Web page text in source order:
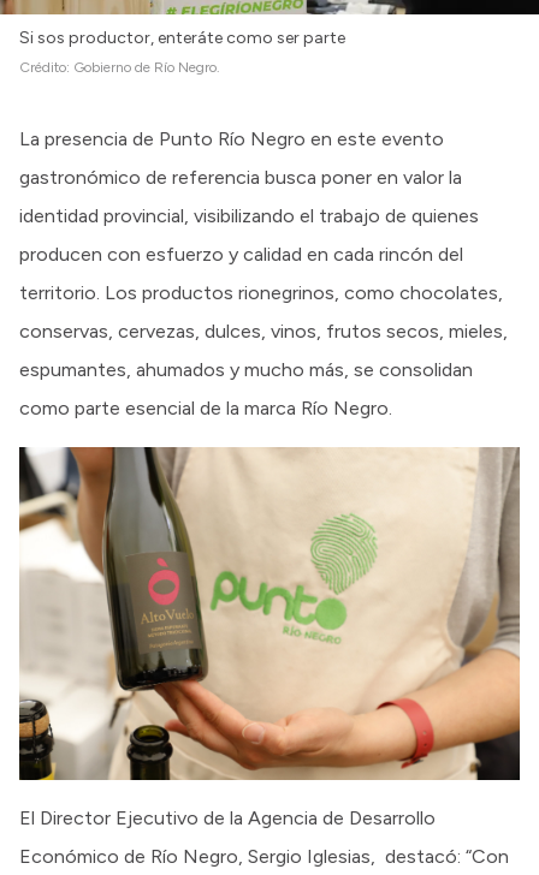
Si sos productor, enteráte como ser parte
Crédito: Gobierno de Río Negro.
La presencia de Punto Río Negro en este evento
gastronómico de referencia busca poner en valor la
identidad provincial, visibilizando el trabajo de quienes
producen con esfuerzo y calidad en cada rincón del
territorio. Los productos rionegrinos, como chocolates,
conservas, cervezas, dulces, vinos, frutos secos, mieles,
espumantes, ahumados y mucho más, se consolidan
como parte esencial de la marca Río Negro.
El Director Ejecutivo de la Agencia de Desarrollo
Económico de Río Negro, Sergio Iglesias, destacó: “Con